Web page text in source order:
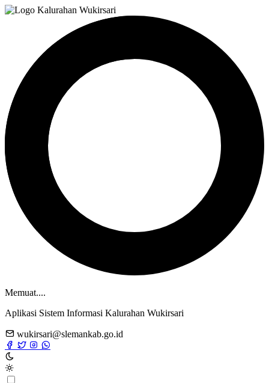
Memuat....
Aplikasi Sistem Informasi Kalurahan Wukirsari
wukirsari@slemankab.go.id